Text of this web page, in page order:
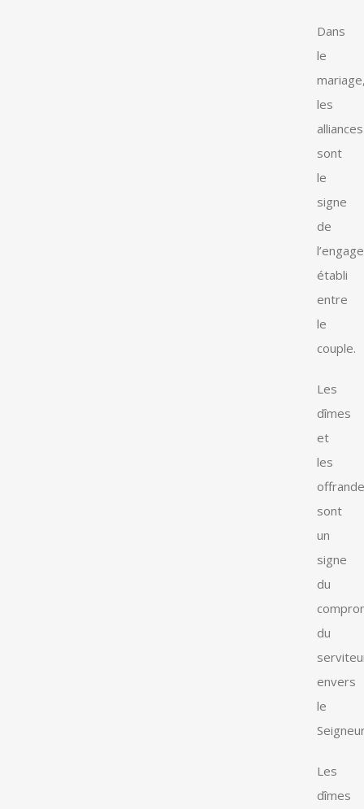
Dans
le
les
alliances
sont
le
signe
de
établi
entre
le
couple.
Les
dîmes
et
les
sont
un
signe
du
du
envers
le
Les
dîmes